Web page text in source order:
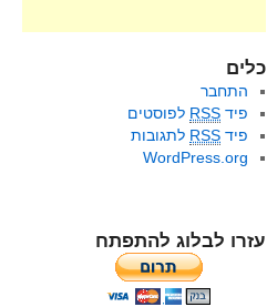
כלים
התחבר
פיד RSS לפוסטים
פיד RSS לתגובות
WordPress.org
עזרו לבלוג להתפתח